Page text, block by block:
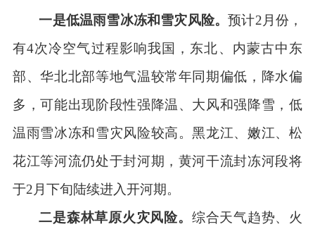
一是低温雨雪冰冻和雪灾风险。预计2 月份，
有4次冷空气过程影响我国，东北、内蒙古中东
部、华北北部等地气温较常年同期偏低，降水偏
多，可能出现阶段性强降温、大风和强降雪，低
温雨雪冰冻和雪灾风险较高。黑龙江、嫩江、松
花江等河流仍处于封河期，黄河干流封冻河段将
于2 月下旬陆续进入开河期。
二是森林草原火灾风险。 综合天气趋势、火